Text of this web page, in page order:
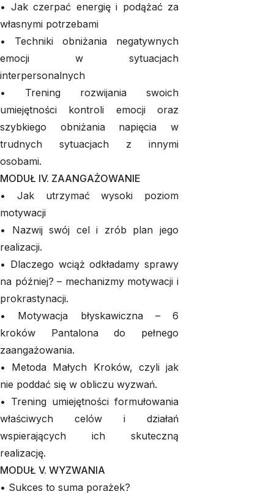
• Jak czerpać energię i podążać za
własnymi potrzebami
• Techniki obniżania negatywnych
emocji w sytuacjach
interpersonalnych
• Trening rozwijania swoich
umiejętności kontroli emocji oraz
szybkiego obniżania napięcia w
trudnych sytuacjach z innymi
osobami.
MODUŁ IV. ZAANGAŻOWANIE
• Jak utrzymać wysoki poziom
motywacji
• Nazwij swój cel i zrób plan jego
realizacji.
• Dlaczego wciąż odkładamy sprawy
na później? – mechanizmy motywacji i
prokrastynacji.
• Motywacja błyskawiczna – 6
kroków Pantalona do pełnego
zaangażowania.
• Metoda Małych Kroków, czyli jak
nie poddać się w obliczu wyzwań.
• Trening umiejętności formułowania
właściwych celów i działań
wspierających ich skuteczną
realizację.
MODUŁ V. WYZWANIA
• Sukces to suma porażek?